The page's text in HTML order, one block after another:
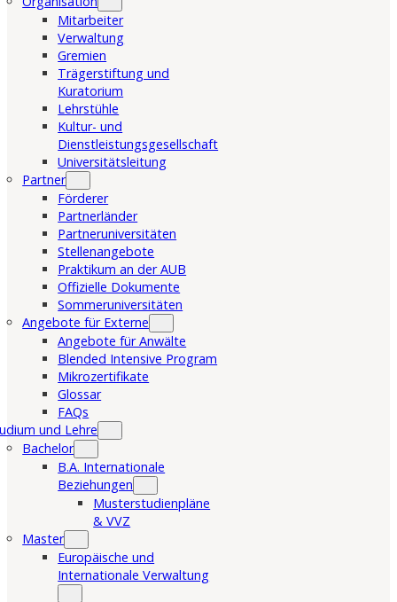
Mitarbeiter
Verwaltung
Gremien
Trägerstiftung und
Kuratorium
Lehrstühle
Kultur- und
Dienstleistungsgesellschaft
Universitätsleitung
Partner
Förderer
Partnerländer
Partneruniversitäten
Stellenangebote
Praktikum an der AUB
Offizielle Dokumente
Sommeruniversitäten
Angebote für Externe
Angebote für Anwälte
Blended Intensive Program
Mikrozertifikate
Glossar
FAQs
und Lehre
Bachelor
B.A. Internationale
Beziehungen
Musterstudienpläne
& VVZ
Master
Europäische und
Internationale Verwaltung